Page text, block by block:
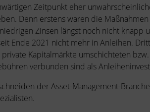
Zeitpunkt eher
Denn erstens waren die
Zinsen längst noch nicht
Ende 2021 nicht mehr in Anleihen.
Kapitalmärkte umschichteten
verbunden sind als
der Asset-Management-